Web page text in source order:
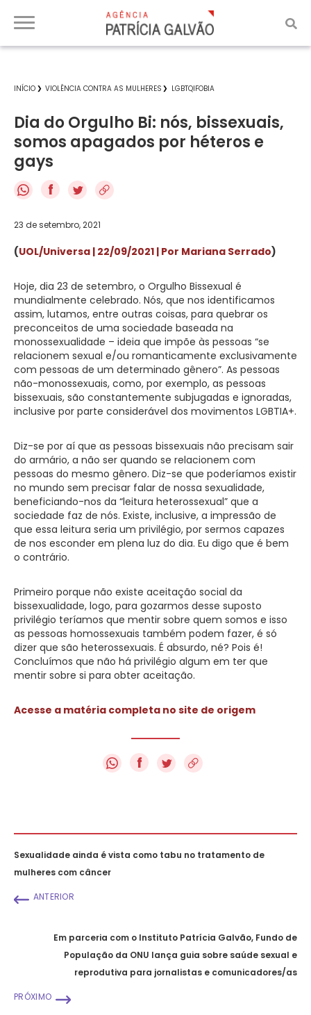
INÍCIO VIOLÊNCIA CONTRA AS MULHERES LGBTQIFOBIA
Dia do Orgulho Bi: nós, bissexuais,
somos apagados por héteros e
gays
f
23 de setembro, 2021
(UOL/Universa | 22/09/2021 | Por Mariana Serrado)
Hoje, dia 23 de setembro, o Orgulho Bissexual é
mundialmente celebrado. Nós, que nos identificamos
assim, lutamos, entre outras coisas, para quebrar os
preconceitos de uma sociedade baseada na
monossexualidade – ideia que impõe às pessoas “se
relacionem sexual e/ou romanticamente exclusivamente
com pessoas de um determinado gênero”. As pessoas
não-monossexuais, como, por exemplo, as pessoas
bissexuais, são constantemente subjugadas e ignoradas,
inclusive por parte considerável dos movimentos LGBTIA+.
Diz-se por aí que as pessoas bissexuais não precisam sair
do armário, a não ser quando se relacionem com
pessoas do mesmo gênero. Diz-se que poderíamos existir
no mundo sem precisar falar de nossa sexualidade,
beneficiando-nos da “leitura heterossexual” que a
sociedade faz de nós. Existe, inclusive, a impressão de
que essa leitura seria um privilégio, por sermos capazes
de nos esconder em plena luz do dia. Eu digo que é bem
o contrário.
Primeiro porque não existe aceitação social da
bissexualidade, logo, para gozarmos desse suposto
privilégio teríamos que mentir sobre quem somos e isso
as pessoas homossexuais também podem fazer, é só
dizer que são heterossexuais. É absurdo, né? Pois é!
Concluímos que não há privilégio algum em ter que
mentir sobre si para obter aceitação.
Acesse a matéria completa no site de origem
f
Sexualidade ainda é vista como tabu no tratamento de
mulheres com câncer
ANTERIOR
Em parceria com o Instituto Patrícia Galvão, Fundo de
População da ONU lança guia sobre saúde sexual e
reprodutiva para jornalistas e comunicadores/as
PRÓXIMO